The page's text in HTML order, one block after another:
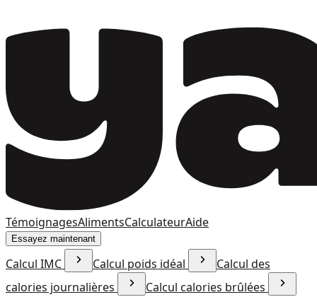
TémoignagesAlimentsCalculateurAide
Essayez maintenant
Calcul IMC Calcul poids idéal
Calcul des
calories journalières
Calcul calories brûlées